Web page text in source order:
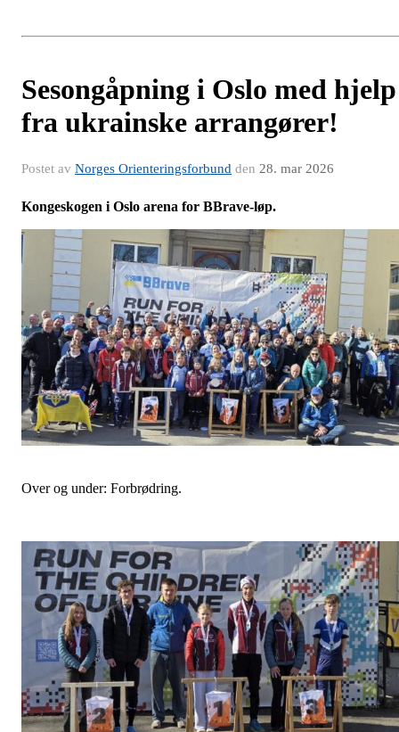
Sesongåpning i Oslo med hjelp
fra ukrainske arrangører!
Postet av Norges Orienteringsforbund den 28. mar 2026
Kongeskogen i Oslo arena for BBrave-løp.
Over og under: Forbrødring.